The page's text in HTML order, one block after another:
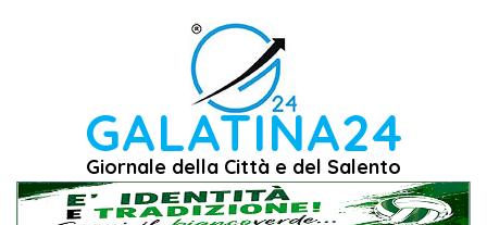
GALATINA24
Giornale della Città e del Salento